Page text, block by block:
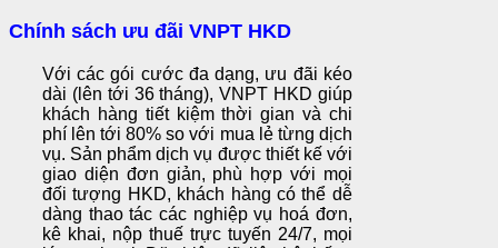
Chính sách ưu đãi VNPT HKD
Với các gói cước đa dạng, ưu đãi kéo
dài (lên tới 36 tháng), VNPT HKD giúp
khách hàng tiết kiệm thời gian và chi
phí lên tới 80% so với mua lẻ từng dịch
vụ. Sản phẩm dịch vụ được thiết kế với
giao diện đơn giản, phù hợp với mọi
đối tượng HKD, khách hàng có thể dễ
dàng thao tác các nghiệp vụ hoá đơn,
kê khai, nộp thuế trực tuyến 24/7, mọi